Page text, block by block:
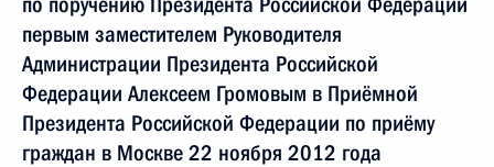
первым заместителем Руководителя
Администрации Президента Российской
Федерации Алексеем Громовым в Приёмной
Президента Российской Федерации по приёму
граждан в Москве 22 ноября 2012 года